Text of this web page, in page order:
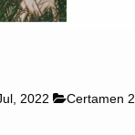
2022 Certamen